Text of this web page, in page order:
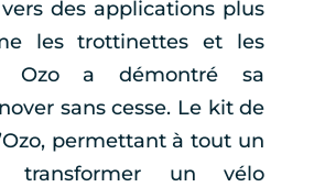
des applications plus
les trottinettes et les
Ozo a démontré sa
sans cesse. Le kit de
permettant à tout un
transformer un vélo